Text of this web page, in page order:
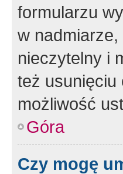
formularzu
w
nieczytelny i
też usunięciu
możliwość
Góra
Czy mogę